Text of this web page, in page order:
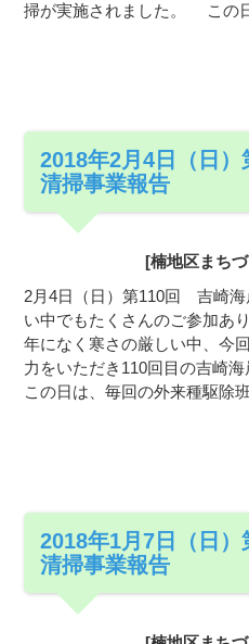
掃が実施されました。 この
2018年2月4日（日
清掃事業報告
[楠地区まち
2月4日（日）第110回 吉
い中でもたくさんのご参加
年になく寒さの厳しい中、今
力をいただき110回目の吉崎
この日は、毎回の外来種駆除
2018年1月7日（日
清掃事業報告